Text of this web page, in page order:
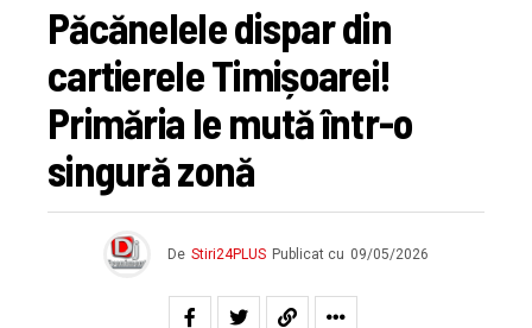
Păcănelele dispar din
cartierele Timișoarei!
Primăria le mută într-o
singură zonă
De Stiri24PLUS Publicat cu 09/05/2026